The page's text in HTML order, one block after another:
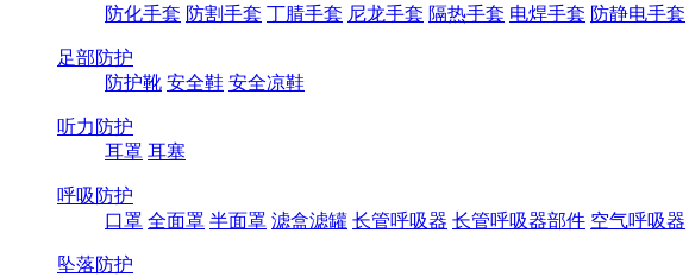
防化手套 防割手套 丁腈手套 尼龙手套 隔热手套 电焊手套 防静电手套
足部防护
防护靴 安全鞋 安全凉鞋
听力防护
耳罩 耳塞
呼吸防护
口罩 全面罩 半面罩 滤盒滤罐 长管呼吸器 长管呼吸器部件 空气呼吸器
坠落防护